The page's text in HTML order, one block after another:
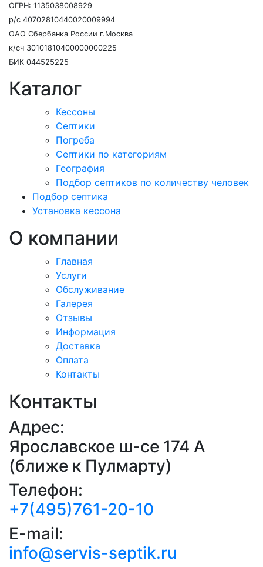
ОГРН: 1135038008929
р/с 40702810440020009994
ОАО Сбербанка России г.Москва
к/сч 30101810400000000225
БИК 044525225
Каталог
Кессоны
Септики
Погреба
Септики по категориям
География
Подбор септиков по количеству человек
Подбор септика
Установка кессона
О компании
Главная
Услуги
Обслуживание
Галерея
Отзывы
Информация
Доставка
Оплата
Контакты
Контакты
Адрес:
Ярославское ш-се 174 А
(ближе к Пулмарту)
Телефон:
+7(495)761-20-10
E-mail:
info@servis-septik.ru